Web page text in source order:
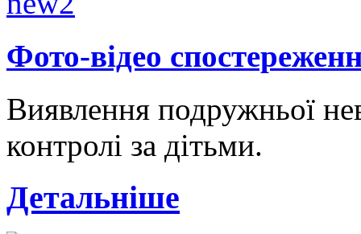
Фото-відео
Виявлення подружньої
контролі за дітьми.
Детальніше